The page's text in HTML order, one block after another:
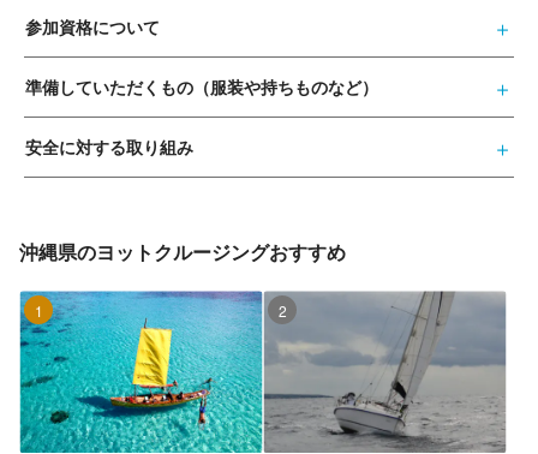
参加資格について
準備していただくもの（服装や持ちものなど）
安全に対する取り組み
沖縄県のヨットクルージングおすすめ
1位